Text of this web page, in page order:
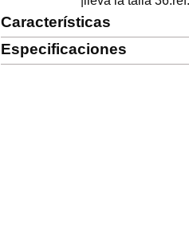
Características
Especificaciones